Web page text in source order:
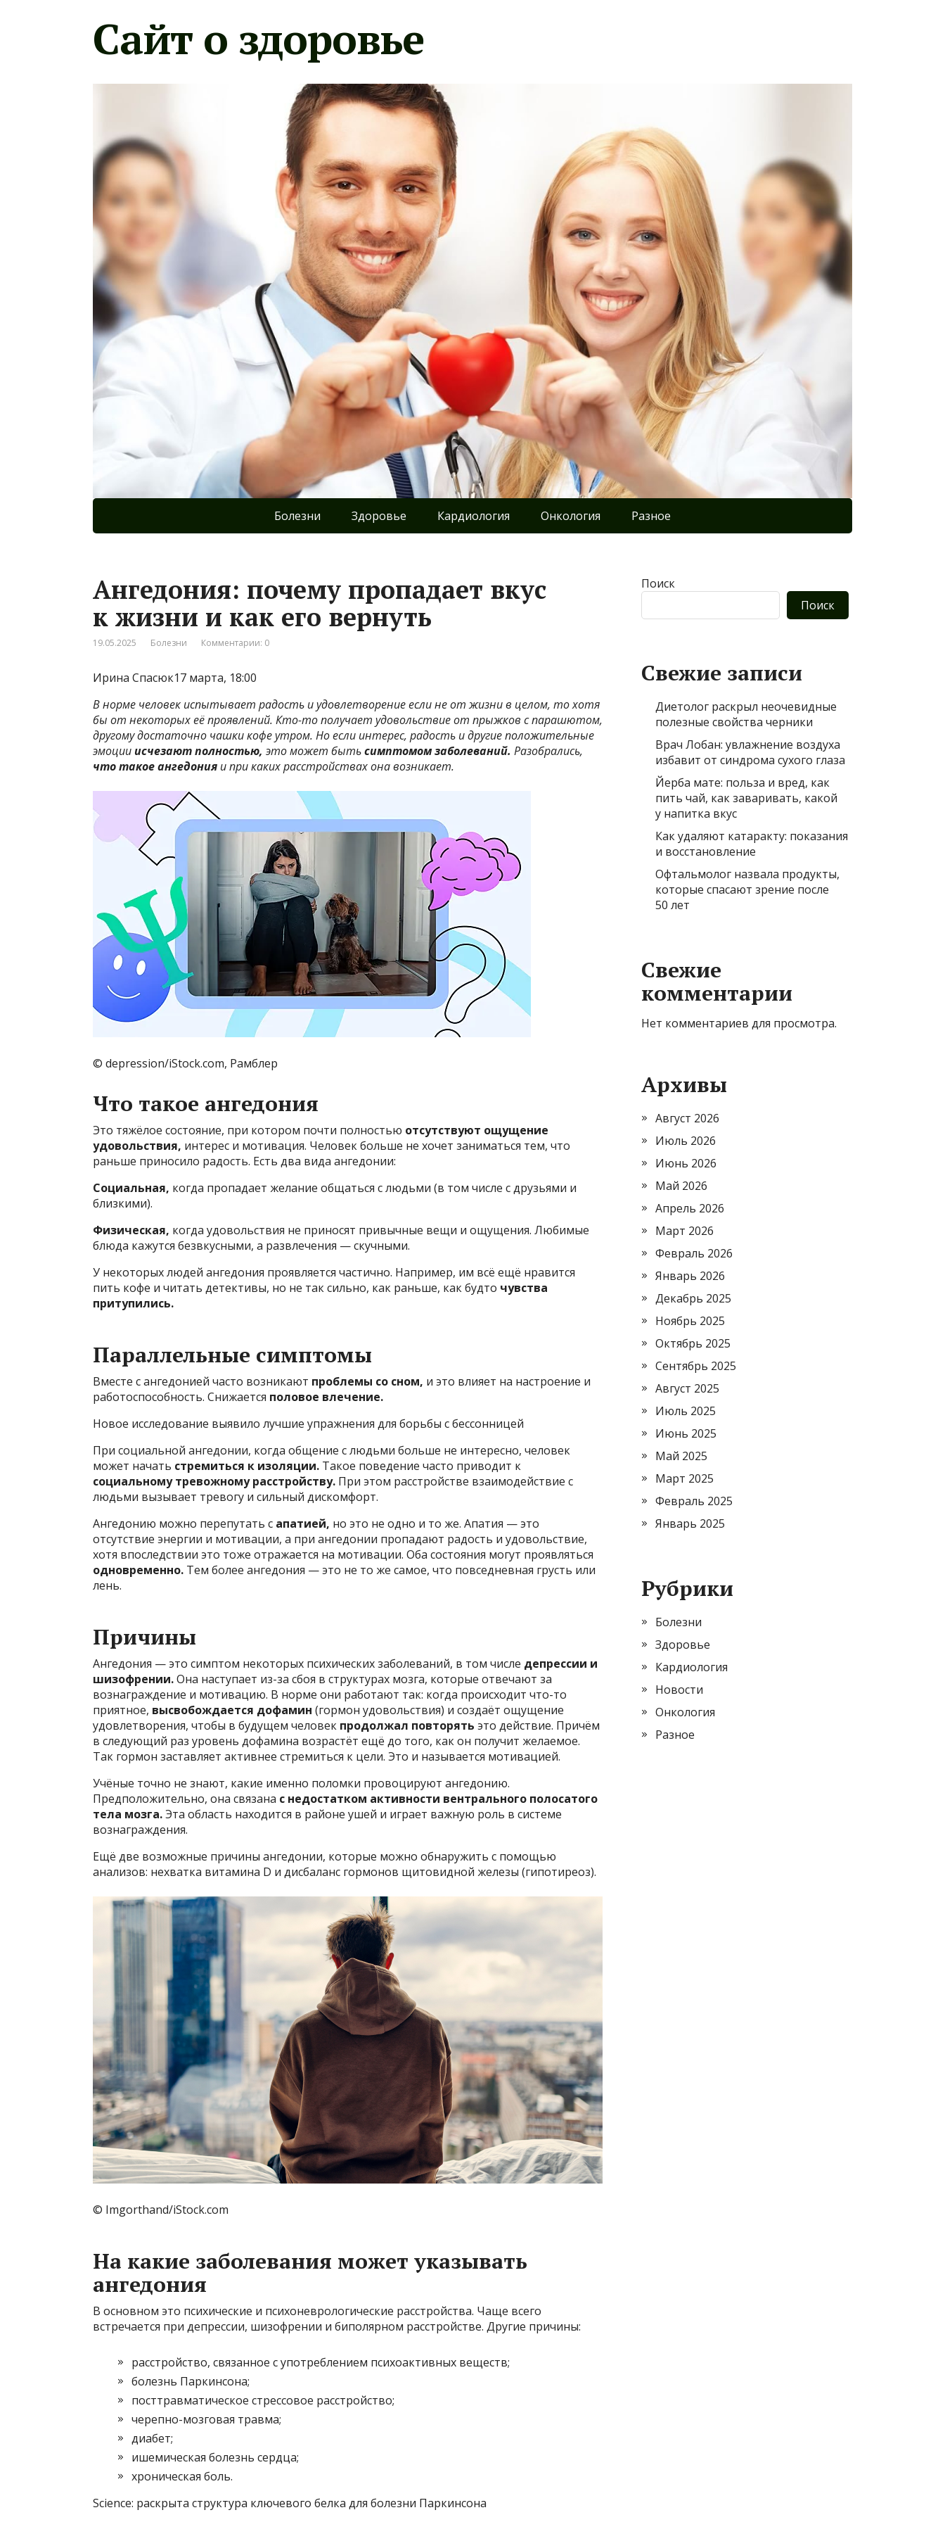
Сайт о здоровье
Болезни Здоровье Кардиология Онкология Разное
Ангедония: почему пропадает вкус
к жизни и как его вернуть
19.05.2025 Болезни Комментарии: 0
Ирина Спасюк17 марта, 18:00
В норме человек испытывает радость и удовлетворение если не от жизни в целом, то хотя
бы от некоторых её проявлений. Кто-то получает удовольствие от прыжков с парашютом,
другому достаточно чашки кофе утром. Но если интерес, радость и другие положительные
эмоции исчезают полностью, это может бытьсимптомом заболеваний. Разобрались,
что такое ангедония и при каких расстройствах она возникает.
© depression/iStock.com, Рамблер
Что такое ангедония
Это тяжёлое состояние, при котором почти полностью отсутствуют ощущение
удовольствия, интерес и мотивация. Человек больше не хочет заниматься тем, что
раньше приносило радость. Есть два вида ангедонии:
Социальная, когда пропадает желание общаться с людьми (в том числе с друзьями и
близкими).
Физическая, когда удовольствия не приносят привычные вещи и ощущения. Любимые
блюда кажутся безвкусными, а развлечения — скучными.
У некоторых людей ангедония проявляется частично. Например, им всё ещё нравится
пить кофе и читать детективы, но не так сильно, как раньше, как будто чувства
притупились.
Параллельные симптомы
Вместе с ангедонией часто возникают проблемы со сном, и это влияет на настроение и
работоспособность. Снижается половое влечение.
Новое исследование выявило лучшие упражнения для борьбы с бессонницей
При социальной ангедонии, когда общение с людьми больше не интересно, человек
может начать стремиться к изоляции. Такое поведение часто приводит к
социальному тревожному расстройству. При этом расстройстве взаимодействие с
людьми вызывает тревогу и сильный дискомфорт.
Ангедонию можно перепутать с апатией, но это не одно и то же. Апатия — это
отсутствие энергии и мотивации, а при ангедонии пропадают радость и удовольствие,
хотя впоследствии это тоже отражается на мотивации. Оба состояния могут проявляться
одновременно. Тем более ангедония — это не то же самое, что повседневная грусть или
лень.
Причины
Ангедония — это симптом некоторых психических заболеваний, в том числе депрессии и
шизофрении.Она наступает из-за сбоя в структурах мозга, которые отвечают за
вознаграждение и мотивацию. В норме они работают так: когда происходит что-то
приятное, высвобождается дофамин (гормон удовольствия) и создаёт ощущение
удовлетворения, чтобы в будущем человек продолжал повторять это действие. Причём
в следующий раз уровень дофамина возрастёт ещё до того, как он получит желаемое.
Так гормон заставляет активнее стремиться к цели. Это и называется мотивацией.
Учёные точно не знают, какие именно поломки провоцируют ангедонию.
Предположительно, она связана с недостатком активности вентрального полосатого
тела мозга.Эта область находится в районе ушей и играет важную роль в системе
вознаграждения.
Ещё две возможные причины ангедонии, которые можно обнаружить с помощью
анализов: нехватка витамина D и дисбаланс гормонов щитовидной железы (гипотиреоз).
© Imgorthand/iStock.com
На какие заболевания может указывать
ангедония
В основном это психические и психоневрологические расстройства. Чаще всего
встречается при депрессии, шизофрении и биполярном расстройстве. Другие причины:
расстройство, связанное с употреблением психоактивных веществ;
болезнь Паркинсона;
посттравматическое стрессовое расстройство;
черепно-мозговая травма;
диабет;
ишемическая болезнь сердца;
хроническая боль.
Science: раскрыта структура ключевого белка для болезни Паркинсона
Поиск
Поиск
Свежие записи
Диетолог раскрыл неочевидные
полезные свойства черники
Врач Лобан: увлажнение воздуха
избавит от синдрома сухого глаза
Йерба мате: польза и вред, как
пить чай, как заваривать, какой
у напитка вкус
Как удаляют катаракту: показания
и восстановление
Офтальмолог назвала продукты,
которые спасают зрение после
50 лет
Свежие
комментарии
Нет комментариев для просмотра.
Архивы
Август 2026
Июль 2026
Июнь 2026
Май 2026
Апрель 2026
Март 2026
Февраль 2026
Январь 2026
Декабрь 2025
Ноябрь 2025
Октябрь 2025
Сентябрь 2025
Август 2025
Июль 2025
Июнь 2025
Май 2025
Март 2025
Февраль 2025
Январь 2025
Рубрики
Болезни
Здоровье
Кардиология
Новости
Онкология
Разное